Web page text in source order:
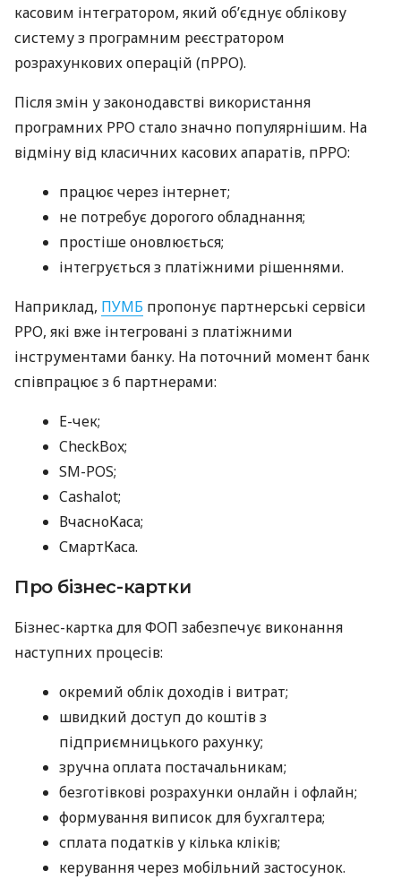
касовим інтегратором, який об’єднує облікову
систему з програмним реєстратором
розрахункових операцій (пРРО).
Після змін у законодавстві використання
програмних РРО стало значно популярнішим. На
відміну від класичних касових апаратів, пРРО:
працює через інтернет;
не потребує дорогого обладнання;
простіше оновлюється;
інтегрується з платіжними рішеннями.
Наприклад, ПУМБ пропонує партнерські сервіси
РРО, які вже інтегровані з платіжними
інструментами банку. На поточний момент банк
співпрацює з 6 партнерами:
E-чек;
CheckBox;
SM-POS;
Cashalot;
ВчасноКаса;
СмартКаса.
Про бізнес-картки
Бізнес-картка для ФОП забезпечує виконання
наступних процесів:
окремий облік доходів і витрат;
швидкий доступ до коштів з
підприємницького рахунку;
зручна оплата постачальникам;
безготівкові розрахунки онлайн і офлайн;
формування виписок для бухгалтера;
сплата податків у кілька кліків;
керування через мобільний застосунок.